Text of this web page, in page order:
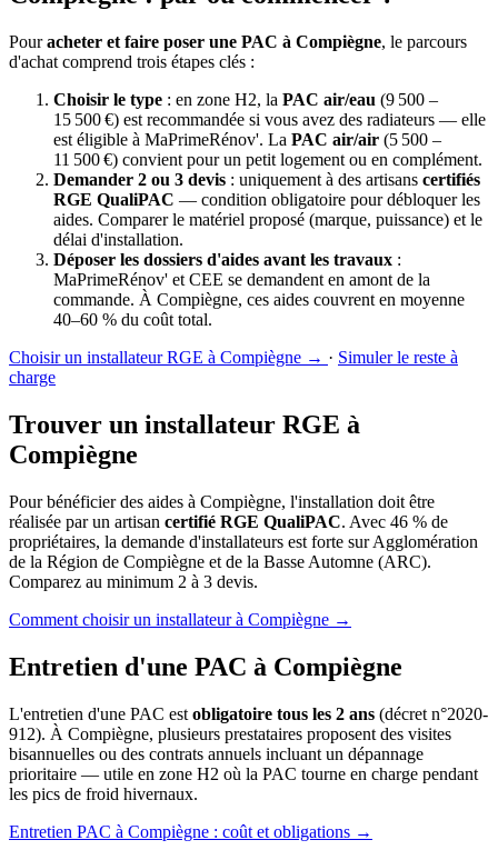
Pouracheter et faire poser une PAC à Compiègne, le parcours
d'achat comprend trois étapes clés :
Choisir le type : en zone H2, la PAC air/eau (9 500 –
15 500 €) est recommandée si vous avez des radiateurs — elle
est éligible à MaPrimeRénov'. La PAC air/air (5 500 –
11 500 €) convient pour un petit logement ou en complément.
Demander 2 ou 3 devis : uniquement à des artisans certifiés
RGE QualiPAC — condition obligatoire pour débloquer les
aides. Comparer le matériel proposé (marque, puissance) et le
délai d'installation.
Déposer les dossiers d'aides avant les travaux :
MaPrimeRénov' et CEE se demandent en amont de la
commande. À Compiègne, ces aides couvrent en moyenne
40–60 % du coût total.
Choisir un installateur RGE à Compiègne → · Simuler le reste à
charge
Trouver un installateur RGE à
Compiègne
Pour bénéficier des aides à Compiègne, l'installation doit être
réalisée par un artisan certifié RGE QualiPAC. Avec 46 % de
propriétaires, la demande d'installateurs est forte sur Agglomération
de la Région de Compiègne et de la Basse Automne (ARC).
Comparez au minimum 2 à 3 devis.
Comment choisir un installateur à Compiègne →
Entretien d'une PAC à Compiègne
L'entretien d'une PAC est obligatoire tous les 2 ans (décret n°2020-
912). À Compiègne, plusieurs prestataires proposent des visites
bisannuelles ou des contrats annuels incluant un dépannage
prioritaire — utile en zone H2 où la PAC tourne en charge pendant
les pics de froid hivernaux.
Entretien PAC à Compiègne : coût et obligations →